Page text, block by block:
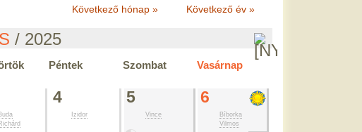
Következő év »
Következő hónap »
/ 2025
Péntek Szombat Vasárnap
4
Izidor
5
Vince
6
Bíborka
Vilmos